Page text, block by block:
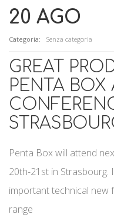
20 AGO
Categoria: Senza categoria
GREAT
PENTA BOX
Penta Box will attend
20th-21st in
important technical new
range